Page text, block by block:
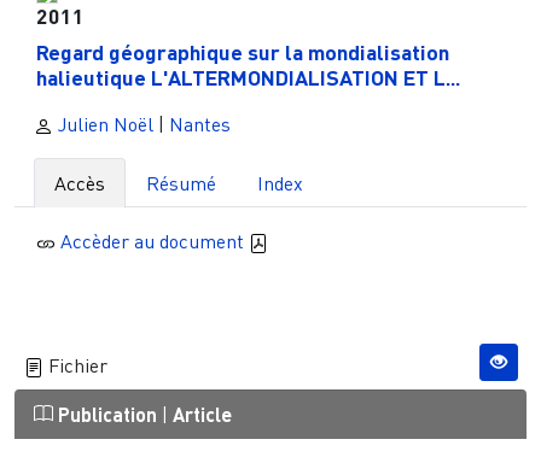
2011
Regard géographique sur la mondialisation
halieutique L'ALTERMONDIALISATION ET L...
Julien Noël Nantes
Accès Résumé Index
Accèder au document
Fichier
Publication | Article